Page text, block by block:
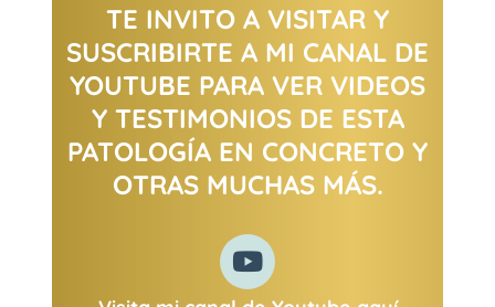
TE INVITO A VISITAR Y
SUSCRIBIRTE A MI CANAL DE
YOUTUBE PARA VER VIDEOS
Y TESTIMONIOS DE ESTA
PATOLOGÍA EN CONCRETO Y
OTRAS MUCHAS MÁS.